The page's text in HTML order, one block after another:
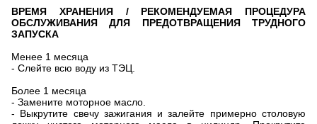
ВРЕМЯ ХРАНЕНИЯ / РЕКОМЕНДУЕМАЯ ПРОЦЕДУРА
ОБСЛУЖИВАНИЯ ДЛЯ ПРЕДОТВРАЩЕНИЯ ТРУДНОГО
ЗАПУСКА
Менее 1 месяца
- Слейте всю воду из ТЭЦ.
Более 1 месяца
- Замените моторное масло.
- Выкрутите свечу зажигания и залейте примерно столовую